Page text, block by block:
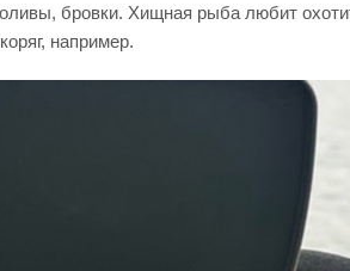
бровки. Хищная рыба любит
например.